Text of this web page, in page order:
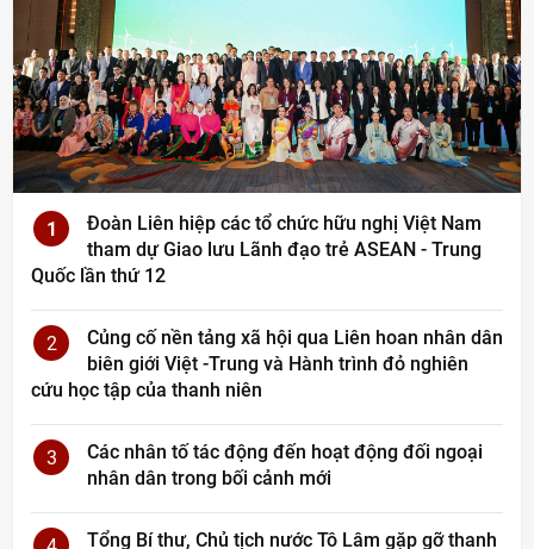
1
Đoàn Liên hiệp các tổ chức hữu nghị Việt Nam
tham dự Giao lưu Lãnh đạo trẻ ASEAN - Trung
Quốc lần thứ 12
2
Củng cố nền tảng xã hội qua Liên hoan nhân dân
biên giới Việt -Trung và Hành trình đỏ nghiên
cứu học tập của thanh niên
3
Các nhân tố tác động đến hoạt động đối ngoại
nhân dân trong bối cảnh mới
Tổng Bí thư, Chủ tịch nước Tô Lâm gặp gỡ thanh